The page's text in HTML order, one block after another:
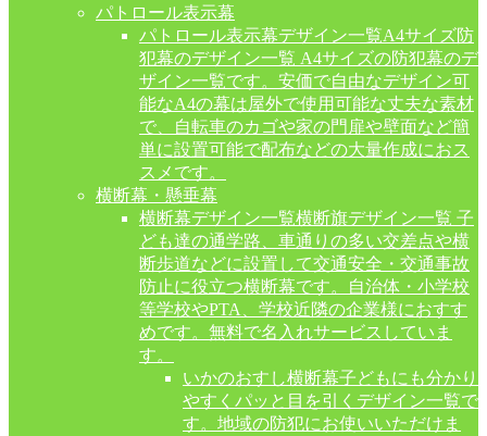
パトロール表示幕
パトロール表示幕デザイン一覧A4サイズ防
犯幕のデザイン一覧 A4サイズの防犯幕のデ
ザイン一覧です。安価で自由なデザイン可
能なA4の幕は屋外で使用可能な丈夫な素材
で、自転車のカゴや家の門扉や壁面など簡
単に設置可能で配布などの大量作成におス
スメです。
横断幕・懸垂幕
横断幕デザイン一覧横断旗デザイン一覧 子
ども達の通学路、車通りの多い交差点や横
断歩道などに設置して交通安全・交通事故
防止に役立つ横断幕です。自治体・小学校
等学校やPTA、学校近隣の企業様におすす
めです。無料で名入れサービスしていま
す。
いかのおすし横断幕子どもにも分かり
やすくパッと目を引くデザイン一覧で
す。地域の防犯にお使いいただけま